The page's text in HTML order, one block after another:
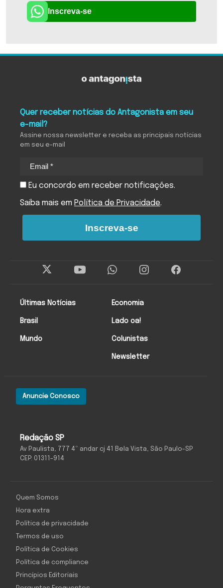
Inscreva-se
Redação SP
Av Paulista, 777 4º andar cj 41 Bela Vista, São Paulo-SP
CEP: 01311-914
Anuncie Conosco
Últimas Notícias
Brasil
Mundo
Economia
Lado oa!
Colunistas
Newsletter
Quer receber notícias do Antagonista em seu
e-mail?
Assine nossa newsletter e receba as principais notícias
em seu e-mail
Eu concordo em receber notificações.
Saiba mais em Política de Privacidade.
Inscreva-se
Quem Somos
Hora extra
Política de privacidade
Termos de uso
Política de Cookies
Política de compliance
Princípios Editoriais